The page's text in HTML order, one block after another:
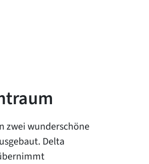
zwei wunderschöne
Delta